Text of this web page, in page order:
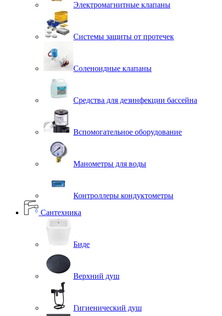
Электромагнитные клапаны
Системы защиты от протечек
Соленоидные клапаны
Средства для дезинфекции бассейна
Вспомогательное оборудование
Манометры для воды
Контроллеры кондуктометры
Сантехника
Биде
Верхний душ
Гигиенический душ